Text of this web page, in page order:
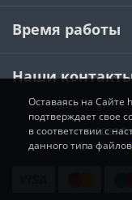
Время работы
Наши
© 2026
Оставаясь на Сайте
подтверждает свое
в соответствии с
данного типа